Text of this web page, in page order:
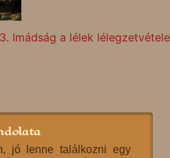
Imádság a lélek lélegzetvétele
jó lenne találkozni egy